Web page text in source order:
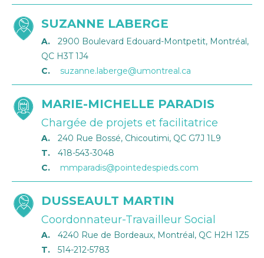
SUZANNE LABERGE
A.
2900 Boulevard Edouard-Montpetit, Montréal,
QC H3T 1J4
C.
suzanne.laberge@umontreal.ca
MARIE-MICHELLE PARADIS
Chargée de projets et facilitatrice
A.
240 Rue Bossé, Chicoutimi, QC G7J 1L9
T.
418-543-3048
C.
mmparadis@pointedespieds.com
DUSSEAULT MARTIN
Coordonnateur-Travailleur Social
A.
4240 Rue de Bordeaux, Montréal, QC H2H 1Z5
T.
514-212-5783